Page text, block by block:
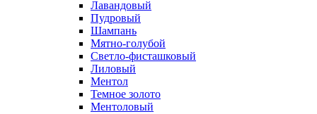
Лавандовый
Пудровый
Шампань
Мятно-голубой
Светло-фисташковый
Лиловый
Ментол
Темное золото
Ментоловый